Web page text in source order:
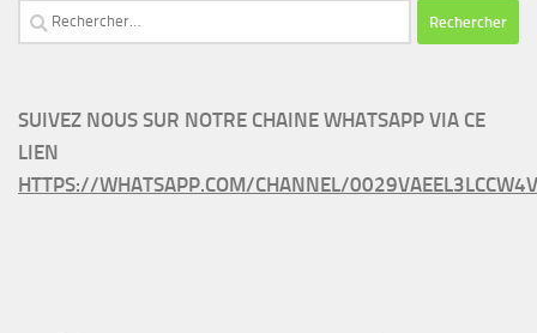
Rechercher :
SUIVEZ NOUS SUR NOTRE CHAINE WHATSAPP VIA CE
LIEN
HTTPS://WHATSAPP.COM/CHANNEL/